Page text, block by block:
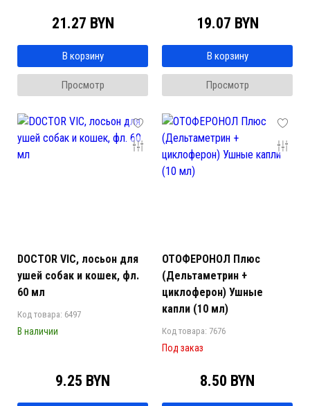
21.27 BYN
В корзину
Просмотр
19.07 BYN
В корзину
Просмотр
DOCTOR VIC, лосьон для
ушей собак и кошек, фл.
60 мл
Код товара: 6497
В наличии
9.25 BYN
ОТОФЕРОНОЛ Плюс
(Дельтаметрин +
циклоферон) Ушные
капли (10 мл)
Код товара: 7676
Под заказ
8.50 BYN